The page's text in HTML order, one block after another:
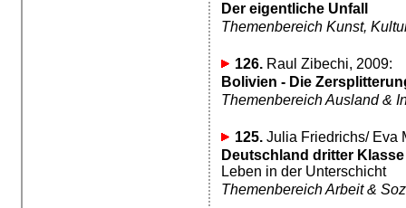
Der eigentliche Unfall
Themenbereich Kunst,
126.Raul Zibechi, 2009:
Bolivien - Die
Themenbereich Ausland &
125.Julia Friedrichs/ Eva
Deutschland dritter Klasse
Leben in der Unterschicht
Themenbereich Arbeit &